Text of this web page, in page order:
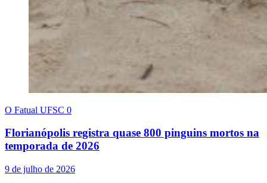
O Fatual UFSC 0
Florianópolis registra quase 800 pinguins mortos na
temporada de 2026
9 de julho de 2026